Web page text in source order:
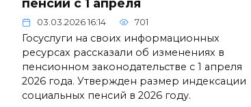
03.03.2026 16:14 701
Госуслуги на своих информационных
ресурсах рассказали об изменениях в
пенсионном законодательстве с 1 апреля
2026 года. Утвержден размер индексации
социальных пенсий в 2026 году.